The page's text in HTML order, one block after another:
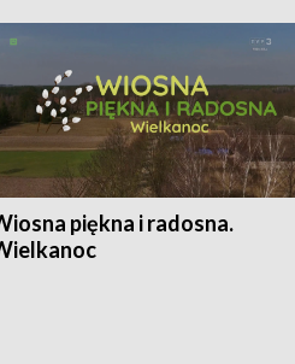
piękna i radosna.